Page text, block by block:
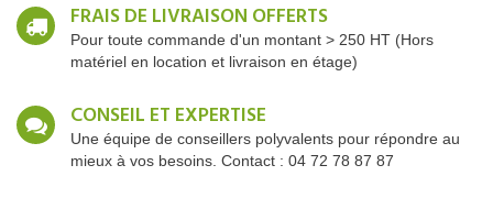
FRAIS DE LIVRAISON OFFERTS
Pour toute commande d'un montant > 250 HT (Hors
matériel en location et livraison en étage)
CONSEIL ET EXPERTISE
Une équipe de conseillers polyvalents pour répondre au
mieux à vos besoins. Contact : 04 72 78 87 87